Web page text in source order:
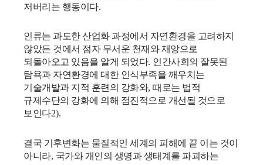
저버리는 행동이다.
인류는 과도한 산업화 과정에서 자연환경을 고려하지
않았든 것에서 점자 무서운 천재와 재앙으로
되돌아오고 있음을 알게 되었다. 인간사회의 잘못된
탐욕과 자연환경에 대한 인식부족을 깨우치는
기술개발과 지적 훈련의 강화와, 때로는 법적
규제수단의 강화에 의해 점진적으로 개선될 것으로
보인다2).
결국 기후변화는 물질적인 세계의 피해에 끝 이는 것이
아니라, 국가와 개인의 생명과 생태계를 파괴하는